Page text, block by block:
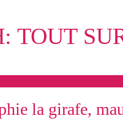
TOUT
la girafe,